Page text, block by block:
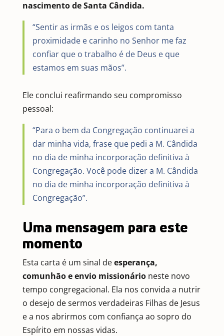
nascimento de Santa Cândida.
“Sentir as irmãs e os leigos com tanta
proximidade e carinho no Senhor me faz
confiar que o trabalho é de Deus e que
estamos em suas mãos”.
Ele conclui reafirmando seu compromisso
pessoal:
“Para o bem da Congregação continuarei a
dar minha vida, frase que pedi a M. Cândida
no dia de minha incorporação definitiva à
Congregação. Você pode dizer a M. Cândida
no dia de minha incorporação definitiva à
Congregação”.
Uma mensagem para este
momento
Esta carta é um sinal deesperança,
comunhão e envio missionárioneste novo
tempo congregacional. Ela nos convida a nutrir
o desejo de sermos verdadeiras Filhas de Jesus
e a nos abrirmos com confiança ao sopro do
Espírito em nossas vidas.